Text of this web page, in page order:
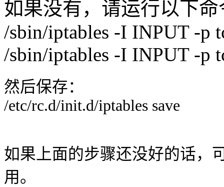
如果没有，请运行以下命
/sbin/iptables -I INPUT -p
/sbin/iptables -I INPUT -p
然后保存：
/etc/rc.d/init.d/iptables save
如果上面的步骤还没好的话，
用。